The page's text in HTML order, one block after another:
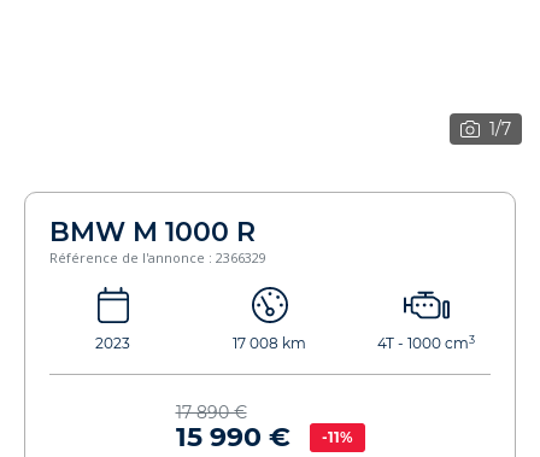
1/7
BMW M 1000 R
Référence de l'annonce : 2366329
2023 17 008 km 4T - 1000 cm3
17 890 €
15 990 € -11%